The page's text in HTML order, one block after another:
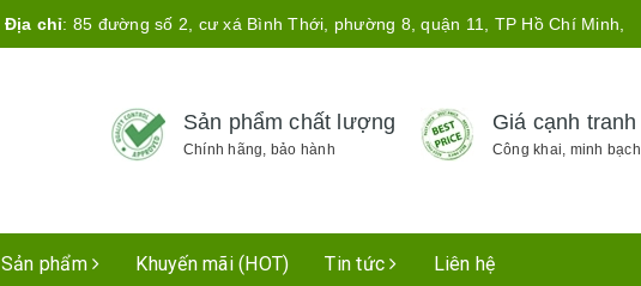
Địa chỉ: 85 đường số 2, cư xá Bình Thới, phường 8, quận 11, TP Hồ Chí Minh,
Sản phẩm chất lượng
Chính hãng, bảo hành
Giá cạnh tranh
Công khai, minh bạch
Sản phẩm Khuyến mãi (HOT) Tin tức Liên hệ